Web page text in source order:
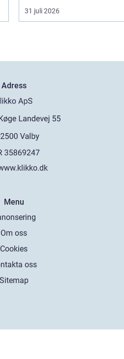
31 juli 2026
Adress
Menu
Om oss
Cookies
oss
Sitemap